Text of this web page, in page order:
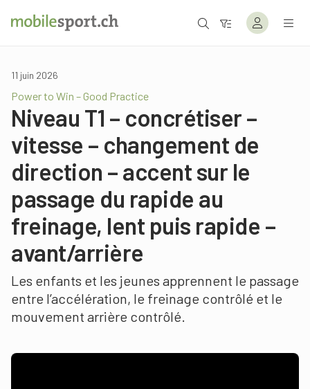
11 juin 2026
Power to Win – Good Practice
Niveau T1 – concrétiser –
vitesse – changement de
direction – accent sur le
passage du rapide au
freinage, lent puis rapide –
avant/arrière
Les enfants et les jeunes apprennent le passage
entre l’accélération, le freinage contrôlé et le
mouvement arrière contrôlé.